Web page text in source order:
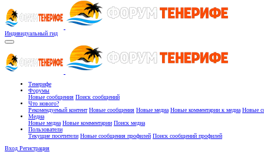
Индивидуальный гид
Тенерифе
Форумы
Новые сообщения Поиск сообщений
Что нового?
Рекомендуемый контент Новые сообщения Новые медиа Новые комментарии к медиа Новые
Медиа
Новые медиа Новые комментарии Поиск медиа
Пользователи
Текущие посетители Новые сообщения профилей Поиск сообщений профилей
Вход Регистрация